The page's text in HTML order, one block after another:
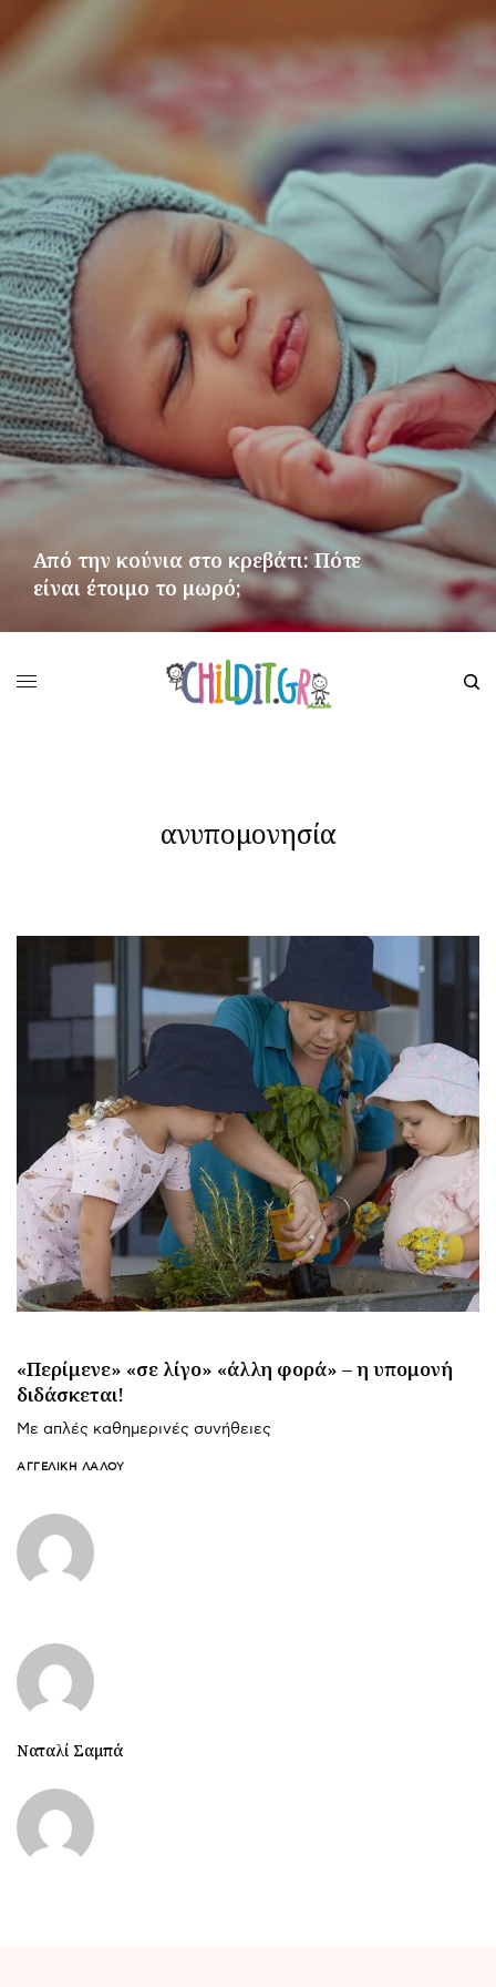
Από την κούνια στο κρεβάτι: Πότε
είναι έτοιμο το μωρό;
ανυπομονησία
«Περίμενε» «σε λίγο» «άλλη φορά» – η υπομονή
διδάσκεται!
Με απλές καθημερινές συνήθειες
ΑΓΓΕΛΙΚΉ ΛΆΛΟΥ
Ναταλί Σαμπά